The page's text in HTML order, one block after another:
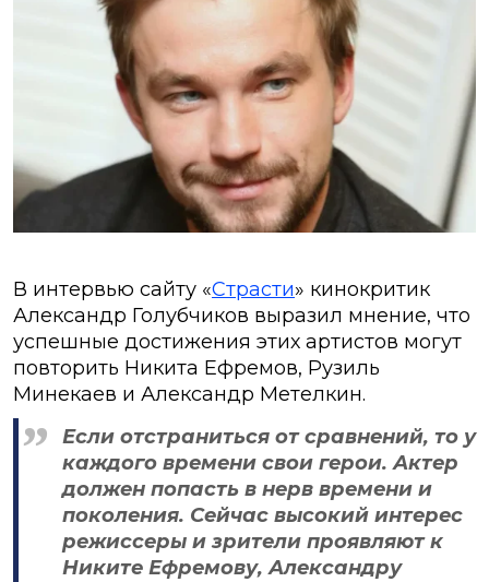
В интервью сайту «Страсти» кинокритик
Александр Голубчиков выразил мнение, что
успешные достижения этих артистов могут
повторить Никита Ефремов, Рузиль
Минекаев и Александр Метелкин.
Если отстраниться от сравнений, то у
каждого времени свои герои. Актер
должен попасть в нерв времени и
поколения. Сейчас высокий интерес
режиссеры и зрители проявляют к
Никите Ефремову, Александру